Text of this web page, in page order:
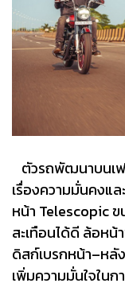
ตัวรถพัฒนาบนเ
เรื่องความมั่นคงแ
หน้า Telescopic ข
สะเทือนได้ดี ล้อหน้
ดิสก์เบรกหน้า–หลั
เพิ่มความมั่นใจใน